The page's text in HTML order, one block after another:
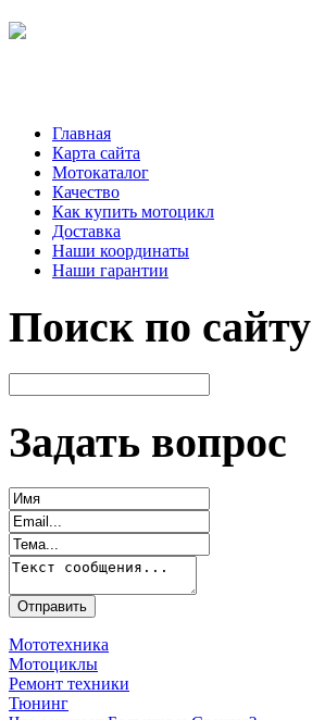
Главная
Карта сайта
Мотокаталог
Качество
Как купить мотоцикл
Доставка
Наши координаты
Наши гарантии
Поиск по сайту
Задать вопрос
Мототехника
Мотоциклы
Ремонт техники
Тюнинг